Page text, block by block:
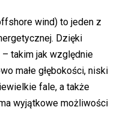
wind) to jeden z
Dzięki
– takim jak względnie
małe głębokości, niski
fale, a także
wyjątkowe możliwości